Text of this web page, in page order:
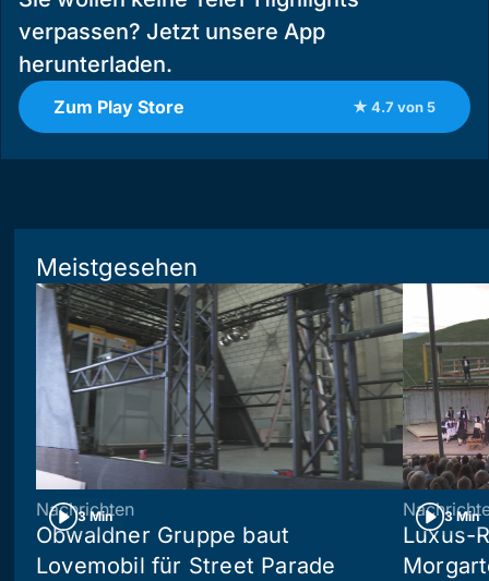
verpassen? Jetzt unsere App
herunterladen.
Zum Play Store ★ 4.7 von 5
Meistgesehen
3 Min
Nachrichten
Obwaldner Gruppe baut
Lovemobil für Street Parade
3 Min
Luxus-